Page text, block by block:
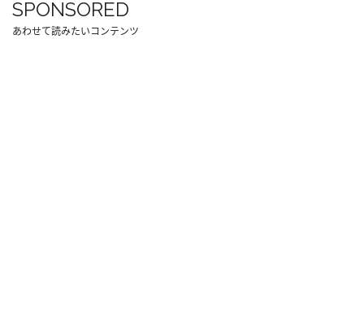
SPONSORED
あわせて読みたいコンテンツ